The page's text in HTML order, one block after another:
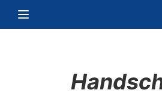
Navigation umschalten